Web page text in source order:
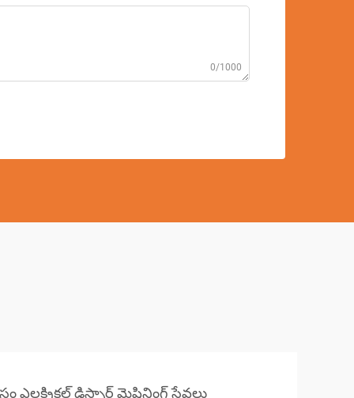
0/1000
ఎలక్ట్రికల్ డిస్చార్జ్ మెషినింగ్ సేవలు